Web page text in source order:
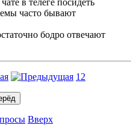
в телеге посидеть
часто бывают
бодро отвечают
1 2
Вверх